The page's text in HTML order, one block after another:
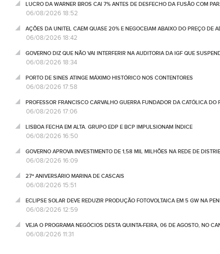
LUCRO DA WARNER BROS CAI 7% ANTES DE DESFECHO DA FUSÃO COM
06/08/2026 18:52
AÇÕES DA UNITEL CAEM QUASE 20% E NEGOCEIAM ABAIXO DO PREÇO DE
06/08/2026 18:42
GOVERNO DIZ QUE NÃO VAI INTERFERIR NA AUDITORIA DA IGF QUE
06/08/2026 18:34
PORTO DE SINES ATINGE MÁXIMO HISTÓRICO NOS CONTENTORES
06/08/2026 17:58
PROFESSOR FRANCISCO CARVALHO GUERRA FUNDADOR DA CATÓLICA DO
06/08/2026 17:06
LISBOA FECHA EM ALTA. GRUPO EDP E BCP IMPULSIONAM ÍNDICE
06/08/2026 16:50
GOVERNO APROVA INVESTIMENTO DE 1,58 MIL MILHÕES NA REDE DE
06/08/2026 16:09
27º ANIVERSÁRIO MARINA DE CASCAIS
06/08/2026 15:51
ECLIPSE SOLAR DEVE REDUZIR PRODUÇÃO FOTOVOLTAICA EM 5 GW NA
06/08/2026 12:59
VEJA O PROGRAMA NEGÓCIOS DESTA QUINTA-FEIRA, 06 DE AGOSTO, NO
06/08/2026 11:31